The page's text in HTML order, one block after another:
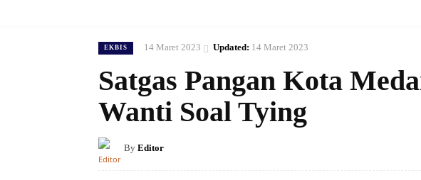
EKBIS 14 Maret 2023 Updated: 14 Maret 2023
Satgas Pangan Kota
Wanti Soal Tying
By Editor